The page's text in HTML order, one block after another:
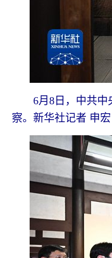
6月8日，中共
察。新华社记者 申